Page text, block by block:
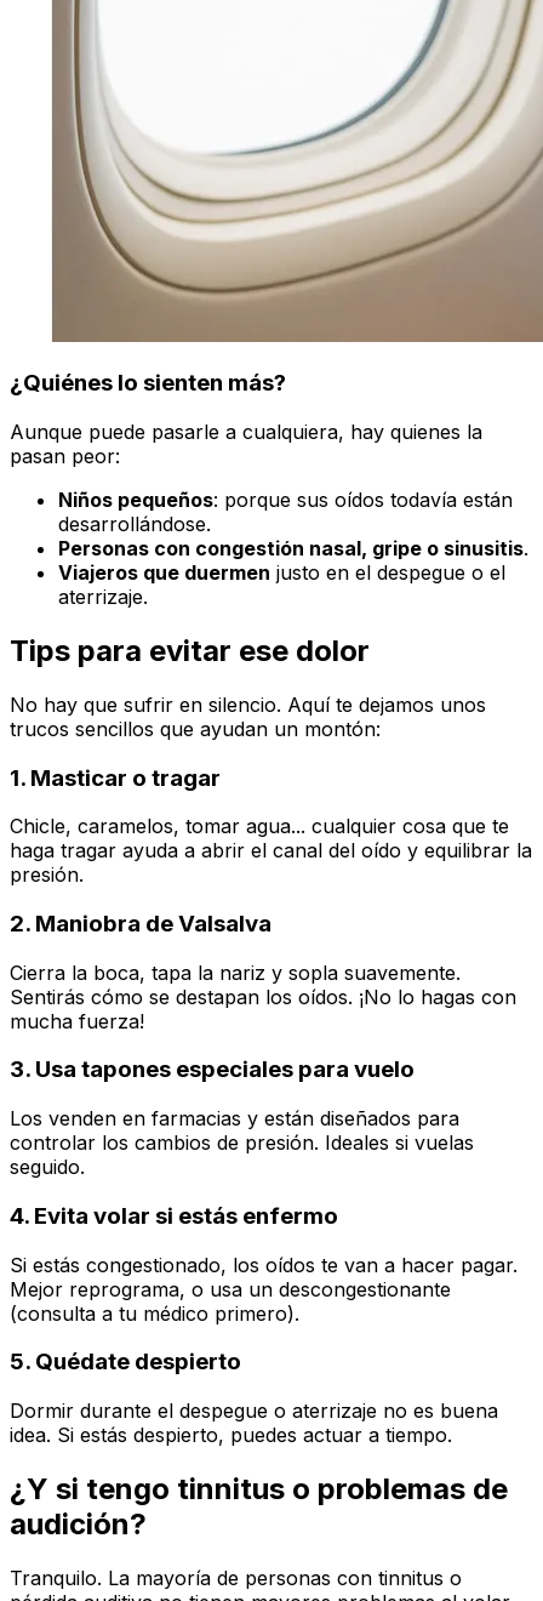
¿Quiénes lo sienten más?
Aunque puede pasarle a cualquiera, hay quienes la
pasan peor:
Niños pequeños: porque sus oídos todavía están
desarrollándose.
Personas con congestión nasal, gripe o sinusitis.
Viajeros que duermen justo en el despegue o el
aterrizaje.
Tips para evitar ese dolor
No hay que sufrir en silencio. Aquí te dejamos unos
trucos sencillos que ayudan un montón:
1. Masticar o tragar
Chicle, caramelos, tomar agua... cualquier cosa que te
haga tragar ayuda a abrir el canal del oído y equilibrar la
presión.
2. Maniobra de Valsalva
Cierra la boca, tapa la nariz y sopla suavemente.
Sentirás cómo se destapan los oídos. ¡No lo hagas con
mucha fuerza!
3. Usa tapones especiales para vuelo
Los venden en farmacias y están diseñados para
controlar los cambios de presión. Ideales si vuelas
seguido.
4. Evita volar si estás enfermo
Si estás congestionado, los oídos te van a hacer pagar.
Mejor reprograma, o usa un descongestionante
(consulta a tu médico primero).
5. Quédate despierto
Dormir durante el despegue o aterrizaje no es buena
idea. Si estás despierto, puedes actuar a tiempo.
¿Y si tengo tinnitus o problemas de
audición?
Tranquilo. La mayoría de personas con tinnitus o